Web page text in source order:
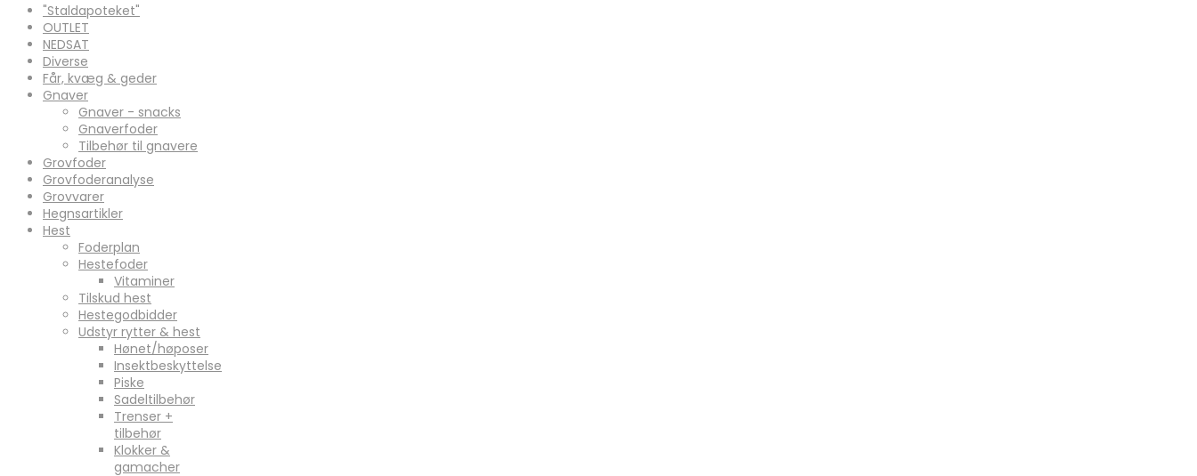
"Staldapoteket"
OUTLET
NEDSAT
Diverse
Får, kvæg & geder
Gnaver
Gnaver - snacks
Gnaverfoder
Tilbehør til gnavere
Grovfoder
Grovfoderanalyse
Grovvarer
Hegnsartikler
Hest
Foderplan
Hestefoder
Vitaminer
Tilskud hest
Hestegodbidder
Udstyr rytter & hest
Hønet/høposer
Insektbeskyttelse
Piske
Sadeltilbehør
Trenser +
tilbehør
Klokker &
gamacher